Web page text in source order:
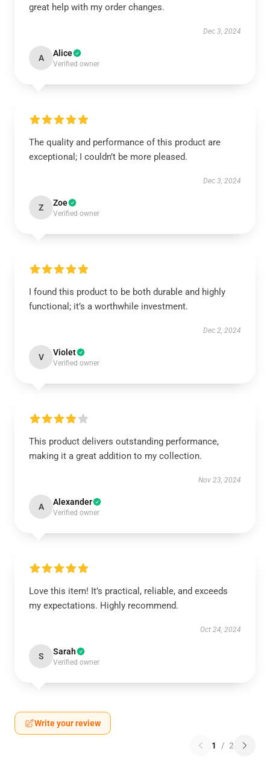
great help with my order changes.
Dec 3, 2024
A Alice
Verified owner
The quality and performance of this product are
exceptional; I couldn’t be more pleased.
Dec 3, 2024
Z Zoe
Verified owner
I found this product to be both durable and highly
functional; it’s a worthwhile investment.
Dec 2, 2024
V Violet
Verified owner
This product delivers outstanding performance,
making it a great addition to my collection.
Nov 23, 2024
A Alexander
Verified owner
Love this item! It’s practical, reliable, and exceeds
my expectations. Highly recommend.
Oct 24, 2024
S Sarah
Verified owner
Write your review
1 / 2